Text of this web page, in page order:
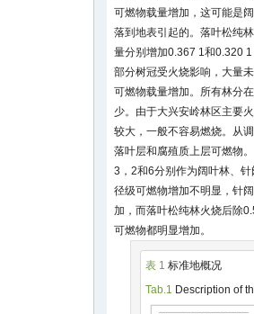
可燃物载量增加，这可能是
落到地表引起的。落叶松纯
量分别增加0.367 1和0.320 1
部分树冠受火烧影响，大量
可燃物载量增加。所有林分
少。由于大兴安岭林区主要
较大，一般不容易燃烧。从
落叶层和腐殖质上层可燃物
3，2和6分别作为阔叶林、
径级可燃物增加不明显，针
加，而落叶松纯林火烧后除
可燃物都明显增加。
表 1 标准地概况
Tab.1 Description of